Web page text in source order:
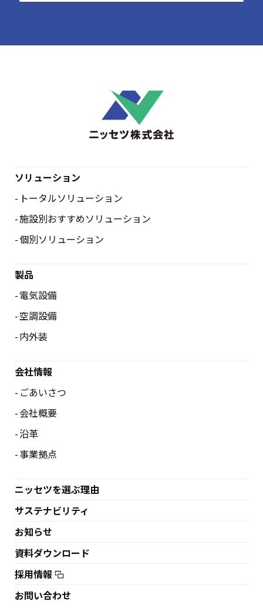
ソリューション
トータルソリューション
施設別おすすめソリューション
個別ソリューション
製品
電気設備
空調設備
内外装
会社情報
ごあいさつ
会社概要
沿革
事業拠点
ニッセツを選ぶ理由
サステナビリティ
お知らせ
資料ダウンロード
採用情報
お問い合わせ